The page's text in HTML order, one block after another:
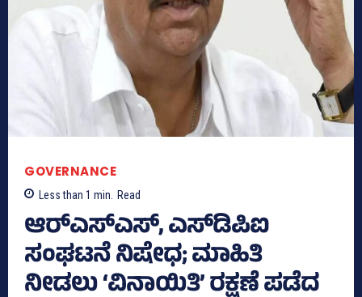
GOVERNANCE
Less than 1 min. Read
ಆರ್‌ಎಸ್‌ಎಸ್‌, ಎಸ್‌ಡಿಪಿಐ
ಸಂಘಟನೆ ನಿಷೇಧ; ಮಾಹಿತಿ
ನೀಡಲು ‘ವಿನಾಯಿತಿ’ ರಕ್ಷಣೆ ಪಡೆದ